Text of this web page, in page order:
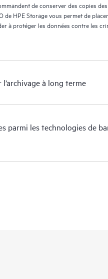
de conserver des copies des
HPE Storage vous permet de
à protéger les données contre les
à long terme
parmi les technologies de